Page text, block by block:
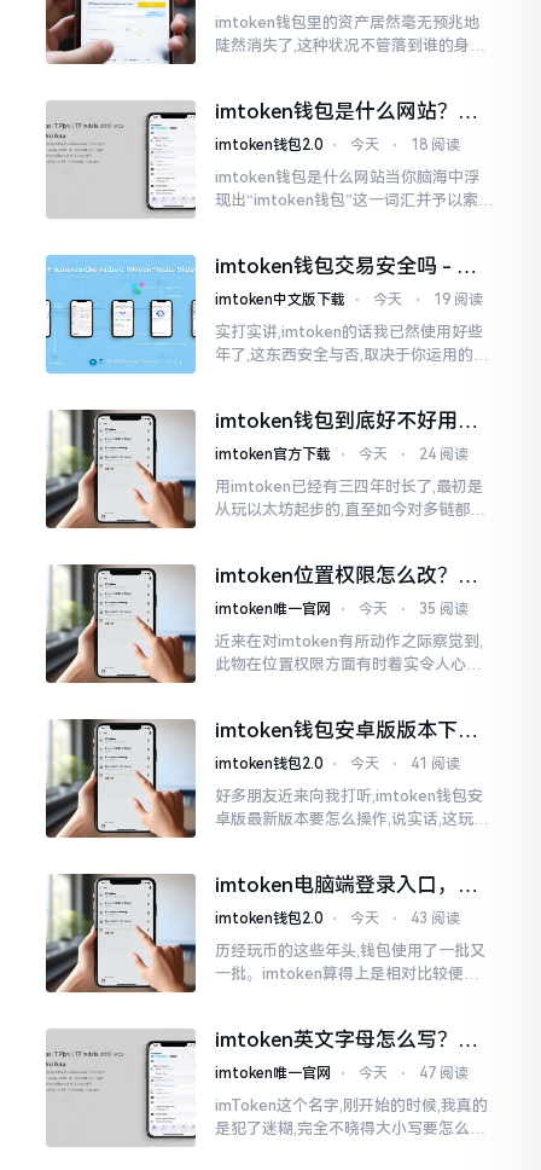
imtoken钱包里的资产居然毫无预兆地
陡然消失了,这种状况不管落到谁的身上,
打开钱包查看时
imtoken钱包是什么网站？一
文说清楚这玩意
imtoken钱包2.0 ⋅ 今天 ⋅ 18 阅读
imtoken钱包是什么网站当你脑海中浮
现出“imtoken钱包”这一词汇并予以索求
我也曾短暂错愕
imtoken钱包交易安全吗 - 老
用户的一些心里话
imtoken中文版下载 ⋅ 今天 ⋅ 19 阅读
实打实讲,imtoken的话我已然使用好些
年了,这东西安全与否,取决于你运用的方
睹过非常多的人
imtoken钱包到底好不好用？
老玩家说说真实体验
imtoken官方下载 ⋅ 今天 ⋅ 24 阅读
用imtoken已经有三四年时长了,最初是
从玩以太坊起步的,直至如今对多链都有
imtoken位置权限怎么改？手
把手教你搞定
imtoken唯一官网 ⋅ 今天 ⋅ 35 阅读
近来在对imtoken有所动作之际察觉到,
此物在位置权限方面有时着实令人心生
的模样
imtoken钱包安卓版版本下载
安装教程
imtoken钱包2.0 ⋅ 今天 ⋅ 41 阅读
好多朋友近来向我打听,imtoken钱包安
卓版最新版本要怎么操作,说实话,这玩意
0版本
imtoken电脑端登录入口，地
址在这里
imtoken钱包2.0 ⋅ 今天 ⋅ 43 阅读
历经玩币的这些年头,钱包使用了一批又
一批。imtoken算得上是相对比较便于
就得去寻觅电脑端的入口。
imtoken英文字母怎么写？正
确拼写看这里
imtoken唯一官网 ⋅ 今天 ⋅ 47 阅读
imToken这个名字,刚开始的时候,我真的
是犯了迷糊,完全不晓得大小写要怎么去